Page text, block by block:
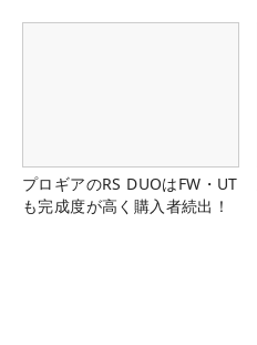
プロギアのRS DUOはFW・UT
も完成度が高く購入者続出！